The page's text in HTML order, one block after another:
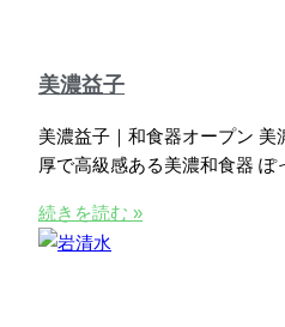
美濃益子
美濃益子｜和食器オープン
厚で高級感ある美濃和食器 ぽ
続きを読む »